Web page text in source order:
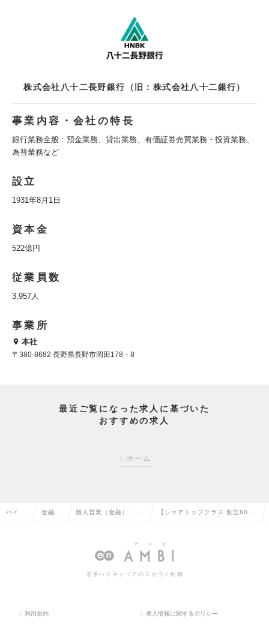
株式会社八十二長野銀行（旧：株式会社八十二銀行）
事業内容・会社の特長
銀行業務全般：預金業務、貸出業務、有価証券売買業務・投資業務、
為替業務など
設立
1931年8月1日
資本金
522億円
従業員数
3,957人
事業所
本社
〒380-8682 長野県長野市岡田178－8
最近ご覧になった求人に基づいた
おすすめの求人
ホーム
ハイク 金融系 個人営業（金融）・FP
ランナー）の転職
【シェアトップクラス 創立80年
県の地方銀行の求人情報
若手ハイキャリアのスカウト転職
利用規約 求人情報に関するポリシー